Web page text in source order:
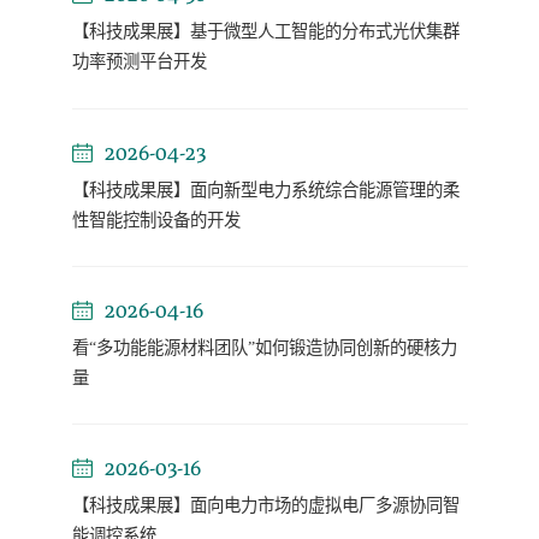
【科技成果展】基于微型人工智能的分布式光伏集群
功率预测平台开发
2026-04-23
【科技成果展】面向新型电力系统综合能源管理的柔
性智能控制设备的开发
2026-04-16
看“多功能能源材料团队”如何锻造协同创新的硬核力
量
2026-03-16
【科技成果展】面向电力市场的虚拟电厂多源协同智